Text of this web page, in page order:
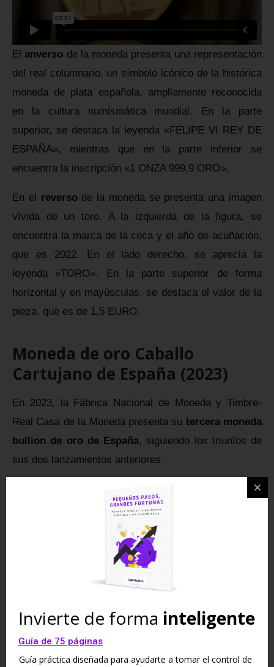
El anverso de la moneda presenta una representación
del real columnario, un símbolo icónico de la histórica
moneda de plata española, ampliamente reconocida
en la cultura numismática mundial. En la parte
superior, se destaca la leyenda «FELIPE VI REY DE
ESPAÑA», mientras que en la parte inferior se
encuentra la inscripción «1 ONZA 999,9 ORO».
En el reversode la moneda se presenta una imagen
vívida de un toro. A la izquierda de la figura, se
encuentra la marca de la ceca y el año de acuñación,
que es 2022. En el lado derecho, se aprecia la
leyenda «TORO». En la parte superior de forma
horizontal y en mayúsculas, se destaca el valor de la
pieza, que es de 1,5 EURO.
Moneda de oro Caballo
Cartujano de España (2023)
En 2023, la Fábrica Nacional de Moneda y Timbre-
Real Casa de la Moneda presenta su tercera moneda
bullion de oro de España, siguiendo los triunfos de
sus dos lanzamientos anteriores.
En esta ocasión, la moneda está dedicada al Caballo
Cartujano, una elección que mantiene la tradición de
destacar la fauna emblemática de España. El caballo
cartujano es una rama del linaje del caballo español,
con una de las genealogías más antiguas del mundo.
Invierte de forma inteligente
Guía de 75 páginas
Guía práctica diseñada para ayudarte a tomar el control de